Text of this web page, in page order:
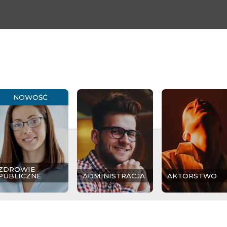
NOWOŚĆ
ADMINISTRACJA AKTORSTWO